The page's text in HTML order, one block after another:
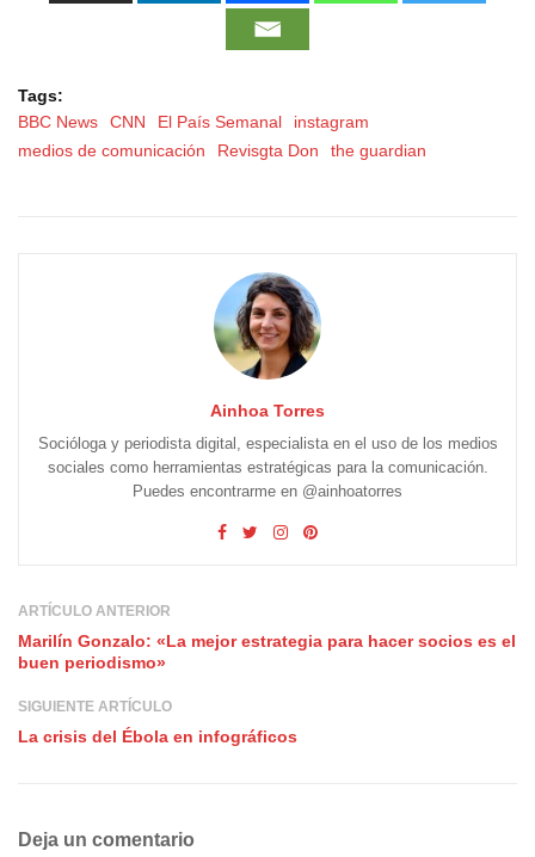
Tags:
BBC News
CNN El País Semanal
instagram
medios de comunicación
Revisgta Don the guardian
Ainhoa Torres
Socióloga y periodista digital, especialista en el uso de los medios
sociales como herramientas estratégicas para la comunicación.
Puedes encontrarme en @ainhoatorres
ARTÍCULO ANTERIOR
Marilín Gonzalo: «La mejor estrategia para hacer socios es el
buen periodismo»
SIGUIENTE ARTÍCULO
La crisis del Ébola en infográficos
Deja un comentario